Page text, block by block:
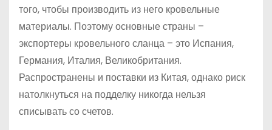
того, чтобы производить из него кровельные
материалы. Поэтому основные страны –
экспортеры кровельного сланца – это Испания,
Германия, Италия, Великобритания.
Распространены и поставки из Китая, однако риск
натолкнуться на подделку никогда нельзя
списывать со счетов.